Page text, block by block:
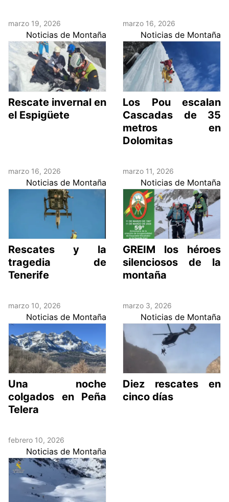
marzo 19, 2026
Noticias de Montaña
Rescate invernal en
el Espigüete
marzo 16, 2026
Noticias de Montaña
Los Pou escalan
Cascadas de 35
metros en
Dolomitas
marzo 16, 2026
Noticias de Montaña
Rescates y la
tragedia de
Tenerife
marzo 11, 2026
Noticias de Montaña
GREIM los héroes
silenciosos de la
montaña
marzo 10, 2026
Noticias de Montaña
Una noche
colgados en Peña
Telera
marzo 3, 2026
Noticias de Montaña
Diez rescates en
cinco días
febrero 10, 2026
Noticias de Montaña